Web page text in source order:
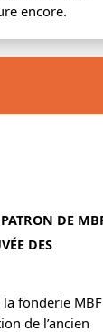
encore.
DE
DES
fonderie MBF
de l’ancien